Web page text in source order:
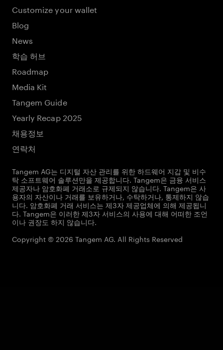
Customize your wallet
Blog
News
학습 허브
Roadmap
Media Kit
Tangem Guide
Yearly Recap 2025
채용정보
연락처
Tangem AG는 디지털 자산 관리를 위한 하드웨어 지갑 및 비수
탁 소프트웨어 솔루션만을 제공합니다. Tangem은 금융 서비스
제공자나 암호화폐 거래소로 규제되지 않습니다. Tangem은 사
용자의 자산이나 거래를 보유하거나, 수탁하거나, 통제하지 않습
니다. 암호화폐 거래 서비스는 제3자 제공업체에 의해 제공됩니
다. Tangem은 이러한 제3자 서비스의 사용에 대해 어떠한 조언
이나 권장도 하지 않습니다.